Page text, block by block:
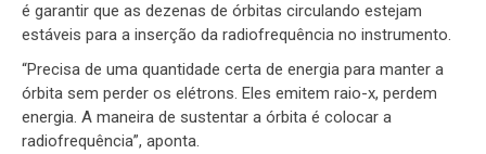
é garantir que as dezenas de órbitas circulando estejam
estáveis para a inserção da radiofrequência no instrumento.
“Precisa de uma quantidade certa de energia para manter a
órbita sem perder os elétrons. Eles emitem raio-x, perdem
energia. A maneira de sustentar a órbita é colocar a
radiofrequência”, aponta.